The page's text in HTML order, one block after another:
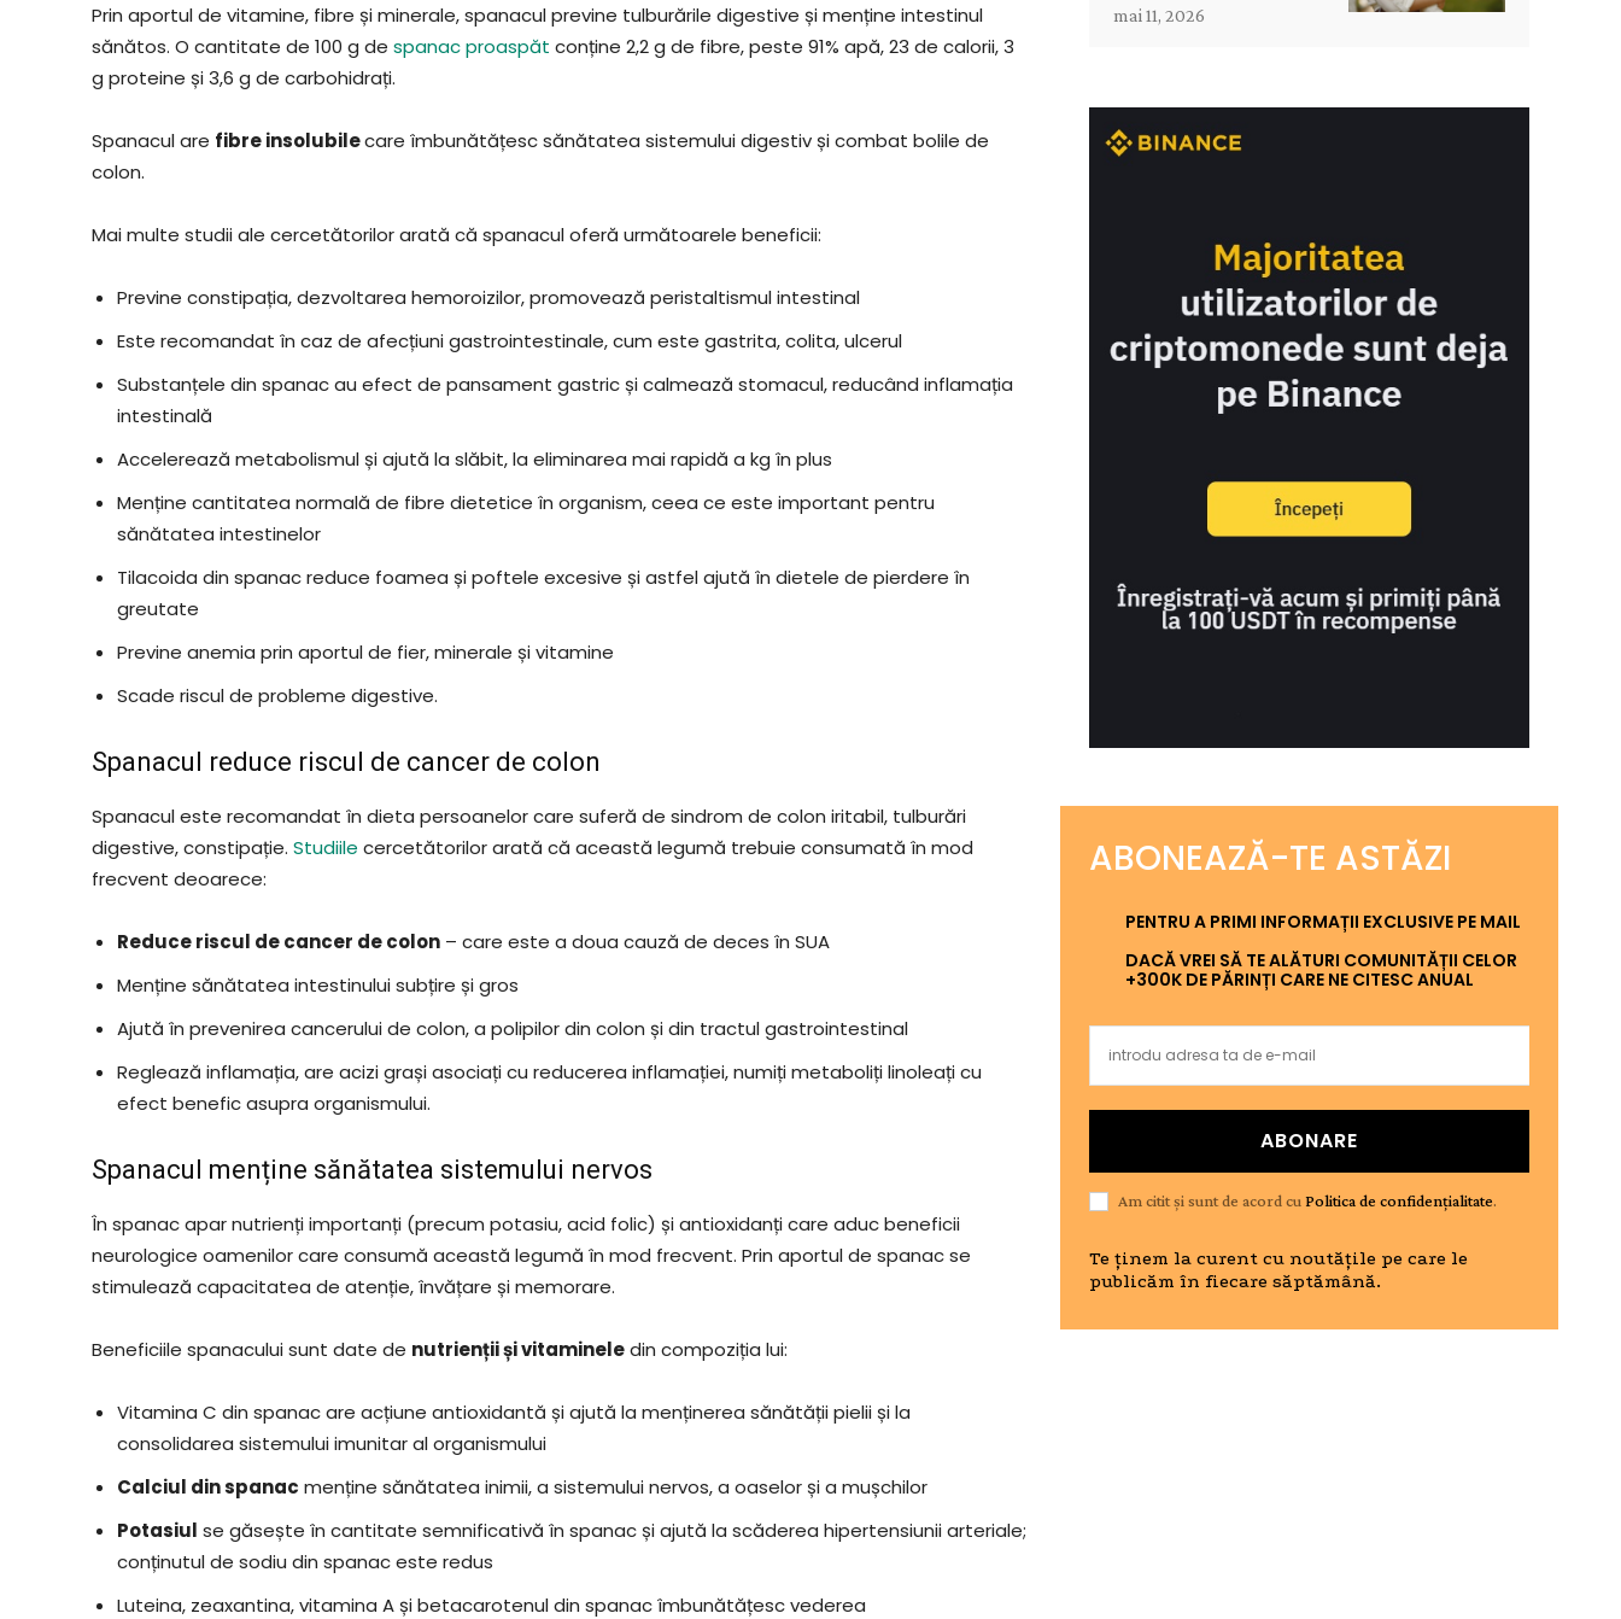
Prin aportul de vitamine, fibre și minerale, spanacul previne tulburările digestive și menține intestinul
sănătos. O cantitate de 100 g de spanac proaspăt conține 2,2 g de fibre, peste 91% apă, 23 de calorii, 3
g proteine și 3,6 g de carbohidrați.
Spanacul are fibre insolubilecare îmbunătățesc sănătatea sistemului digestiv și combat bolile de
colon.
Mai multe studii ale cercetătorilor arată că spanacul oferă următoarele beneficii:
Previne constipația, dezvoltarea hemoroizilor, promovează peristaltismul intestinal
Este recomandat în caz de afecțiuni gastrointestinale, cum este gastrita, colita, ulcerul
Substanțele din spanac au efect de pansament gastric și calmează stomacul, reducând inflamația
intestinală
Accelerează metabolismul și ajută la slăbit, la eliminarea mai rapidă a kg în plus
Menține cantitatea normală de fibre dietetice în organism, ceea ce este important pentru
sănătatea intestinelor
Tilacoida din spanac reduce foamea și poftele excesive și astfel ajută în dietele de pierdere în
greutate
Previne anemia prin aportul de fier, minerale și vitamine
Scade riscul de probleme digestive.
Spanacul reduce riscul de cancer de colon
Spanacul este recomandat în dieta persoanelor care suferă de sindrom de colon iritabil, tulburări
digestive, constipație. Studiile cercetătorilor arată că această legumă trebuie consumată în mod
frecvent deoarece:
Reduce riscul de cancer de colon – care este a doua cauză de deces în SUA
Menține sănătatea intestinului subțire și gros
Ajută în prevenirea cancerului de colon, a polipilor din colon și din tractul gastrointestinal
Reglează inflamația, are acizi grași asociați cu reducerea inflamației, numiți metaboliți linoleați cu
efect benefic asupra organismului.
Spanacul menține sănătatea sistemului nervos
În spanac apar nutrienți importanți (precum potasiu, acid folic) și antioxidanți care aduc beneficii
neurologice oamenilor care consumă această legumă în mod frecvent. Prin aportul de spanac se
stimulează capacitatea de atenție, învățare și memorare.
Beneficiile spanacului sunt date de nutrienții și vitamineledin compoziția lui:
Vitamina C din spanac are acțiune antioxidantă și ajută la menținerea sănătății pielii și la
consolidarea sistemului imunitar al organismului
Calciul din spanac menține sănătatea inimii, a sistemului nervos, a oaselor și a mușchilor
Potasiul se găsește în cantitate semnificativă în spanac și ajută la scăderea hipertensiunii arteriale;
conținutul de sodiu din spanac este redus
Luteina, zeaxantina, vitamina A și betacarotenul din spanac îmbunătățesc vederea
mai 11, 2026
ABONEAZĂ-TE ASTĂZI
PENTRU A PRIMI INFORMAȚII EXCLUSIVE PE MAIL
DACĂ VREI SĂ TE ALĂTURI COMUNITĂȚII CELOR
+300K DE PĂRINȚI CARE NE CITESC ANUAL
ABONARE
Am citit și sunt de acord cuPolitica de confidențialitate.
Te ținem la curent cu noutățile pe care le
publicăm în fiecare săptămână.